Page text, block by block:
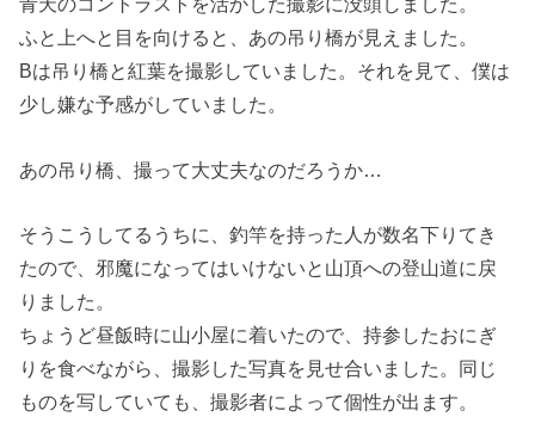
ふと上へと目を向けると、あの吊り橋が見えました。
Bは吊り橋と紅葉を撮影していました。それを見て、僕は
少し嫌な予感がしていました。
あの吊り橋、撮って大丈夫なのだろうか…
そうこうしてるうちに、釣竿を持った人が数名下りてき
たので、邪魔になってはいけないと山頂への登山道に戻
りました。
ちょうど昼飯時に山小屋に着いたので、持参したおにぎ
りを食べながら、撮影した写真を見せ合いました。同じ
ものを写していても、撮影者によって個性が出ます。